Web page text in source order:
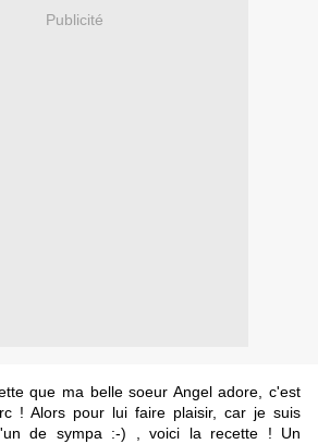
Publicité
que ma belle soeur Angel adore, c'est
! Alors pour lui faire plaisir, car je suis
de sympa :-) , voici la recette ! Un